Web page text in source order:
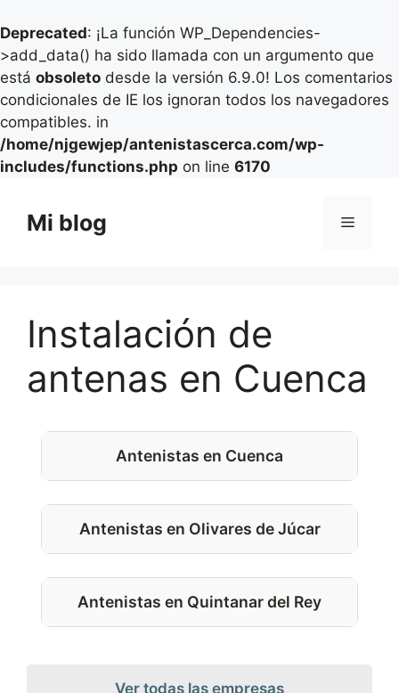
Deprecated: ¡La función WP_Dependencies-
>add_data() ha sido llamada con un argumento que
está obsoleto desde la versión 6.9.0! Los comentarios
condicionales de IE los ignoran todos los navegadores
compatibles. in
/home/njgewjep/antenistascerca.com/wp-
includes/functions.php on line 6170
contenido
Mi blog Menú
Instalación de
antenas en Cuenca
Antenistas en Cuenca
Antenistas en Olivares de Júcar
Antenistas en Quintanar del Rey
Ver todas las empresas